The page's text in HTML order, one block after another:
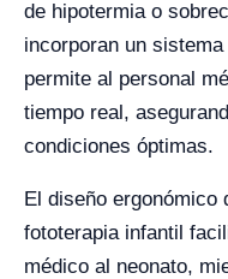
de hipotermia o
incorporan un
permite al personal
tiempo real,
condiciones óptimas.
El diseño ergonómico
fototerapia infantil
médico al neonato,